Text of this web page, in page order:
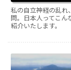
私の自立神経の乱れ
問。日本人ってこん
紹介いたします。